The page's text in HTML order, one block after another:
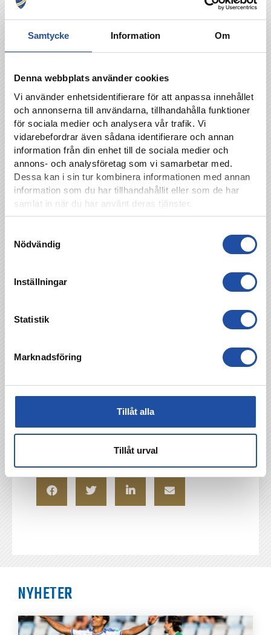
Samtycke Information Om
Denna webbplats använder cookies
Vi använder enhetsidentifierare för att anpassa innehållet
och annonserna till användarna, tillhandahålla funktioner
för sociala medier och analysera vår trafik. Vi
vidarebefordrar även sådana identifierare och annan
information från din enhet till de sociala medier och
annons- och analysföretag som vi samarbetar med.
Dessa kan i sin tur kombinera informationen med annan
information som du har tillhandahållit eller som de har
samlat in när du har använt deras tjänster.
Nödvändig
Inställningar
Statistik
Marknadsföring
Tillåt alla
Tillåt urval
Flest framspelningar
: Simon Skrabb, Romario
och Carl Gustafsson 2st
Kalmar FF – IFK Norrköping: Allsvenskan
omgång 10, söndag 28/5 klockan 15.00,
Guldfågeln Arena, discovery+
Biljetter till matchen hittar du här.
Brommapojkarna, och herrarnas match visas i
Sportbaren efter matchen på Platinumcars
Discovery+ visar matchen.
Hemmamatchtröjan, bortatröjan och vår
butiken i Lindén.
TILLBAKA
NYHETER